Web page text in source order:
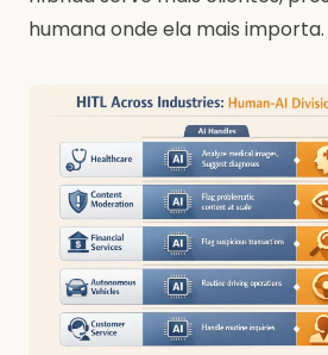
humana onde ela mais importa.